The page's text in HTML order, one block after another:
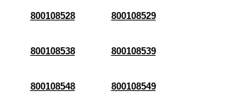
800108528 800108529
800108538 800108539
800108548 800108549